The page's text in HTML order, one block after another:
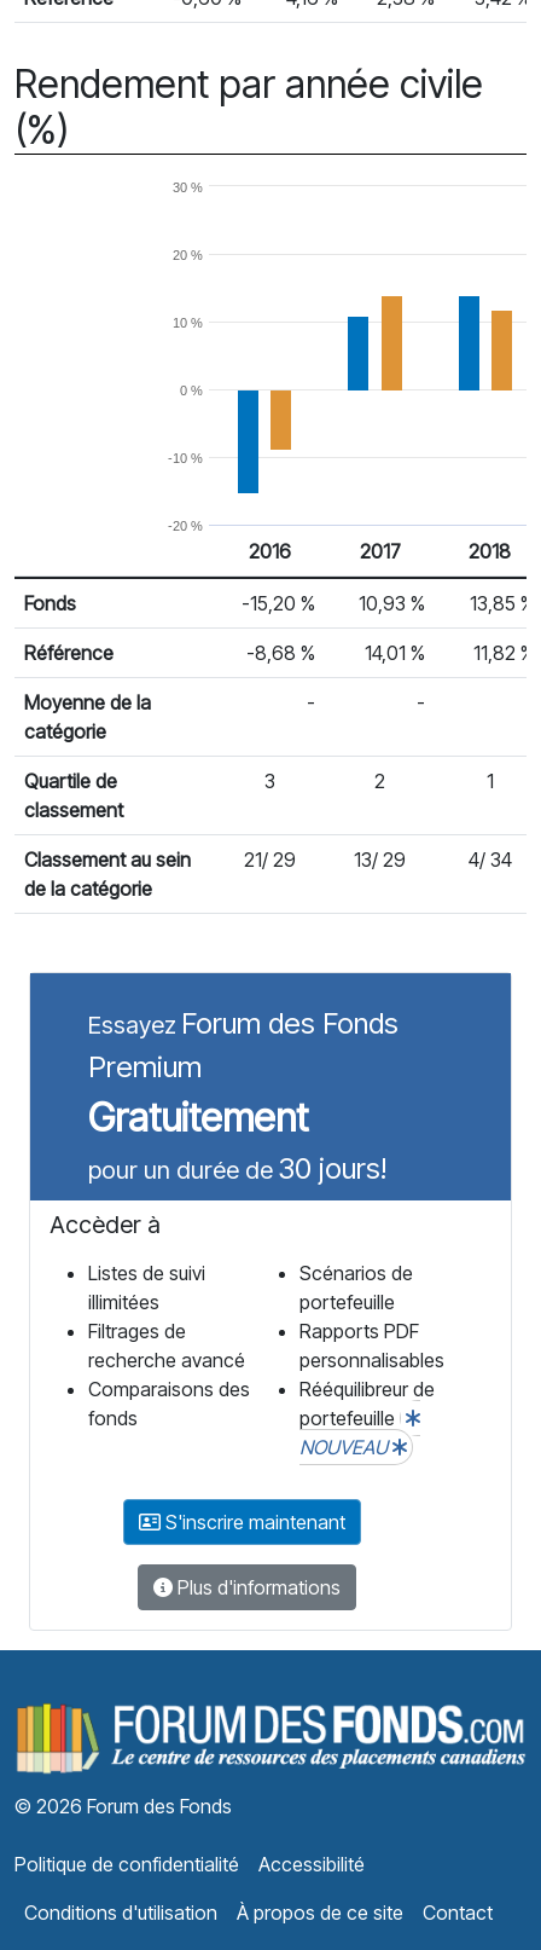
Rendement par année civile
(%)
-20 %
-10 %
0 %
10 %
20 %
30 %
Rendement par année civile
% Rendement
2016 2017 2018
Fonds -15,20 % 10,93 % 13,85 %
Référence -8,68 % 14,01 % 11,82 %
Moyenne de la
catégorie
- -
Quartile de
classement
3 2 1
Classement au sein
de la catégorie
21/ 29 13/ 29 4/ 34
Essayez Forum des Fonds
Premium
Gratuitement
pour un durée de 30 jours!
Accèder à
Listes de suivi
illimitées
Filtrages de
recherche avancé
Comparaisons des
fonds
Scénarios de
portefeuille
Rapports PDF
personnalisables
Rééquilibreur de
portefeuille
NOUVEAU
S'inscrire maintenant
Plus d'informations
© 2026 Forum des Fonds
Politique de confidentialité
Accessibilité
Conditions d'utilisation
À propos de ce site Contact